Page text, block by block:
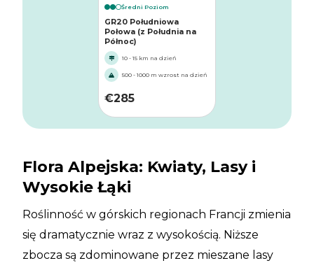
Średni Poziom
GR20 Południowa
Połowa (z Południa na
Północ)
10 - 15 km na dzień
500 - 1000 m wzrost na dzień
€285
Flora Alpejska: Kwiaty, Lasy i
Wysokie Łąki
Roślinność w górskich regionach Francji zmienia
się dramatycznie wraz z wysokością. Niższe
zbocza są zdominowane przez mieszane lasy